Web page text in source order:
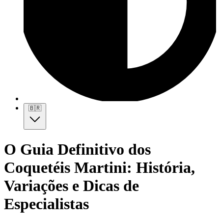
🇧🇷
O Guia Definitivo dos
Coquetéis Martini: História,
Variações e Dicas de
Especialistas